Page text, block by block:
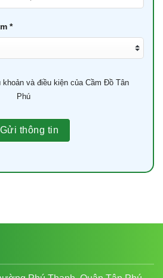
*
và điều kiện của Cầm Đồ Tân
Phú